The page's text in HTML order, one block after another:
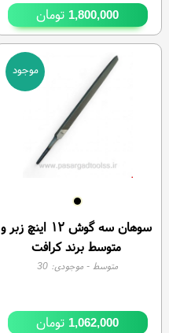
1,800,000 تومان
سوهان سه گوش ۱۲ اینچ زبر و
متوسط برند کرافت
متوسط- موجودی: 30
1,062,000 تومان
موجود